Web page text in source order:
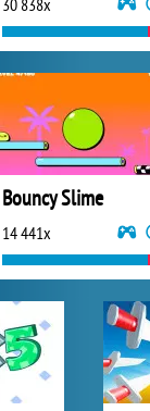
30 838x
Bouncy Slime
14 441x